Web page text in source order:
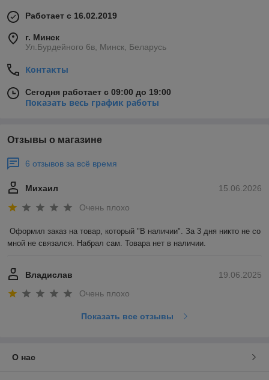
Работает с 16.02.2019
г. Минск
Ул.Бурдейного 6в, Минск, Беларусь
Контакты
Сегодня работает с 09:00 до 19:00
Показать весь график работы
Отзывы о магазине
6 отзывов за всё время
15.06.2026
Михаил
Очень плохо
Оформил заказ на товар, который "В наличии". За 3 дня никто не со
мной не связался. Набрал сам. Товара нет в наличии.
19.06.2025
Владислав
Очень плохо
Показать все отзывы
О нас